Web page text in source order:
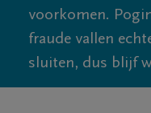
voorkomen.
fraude vallen
sluiten, dus blijf